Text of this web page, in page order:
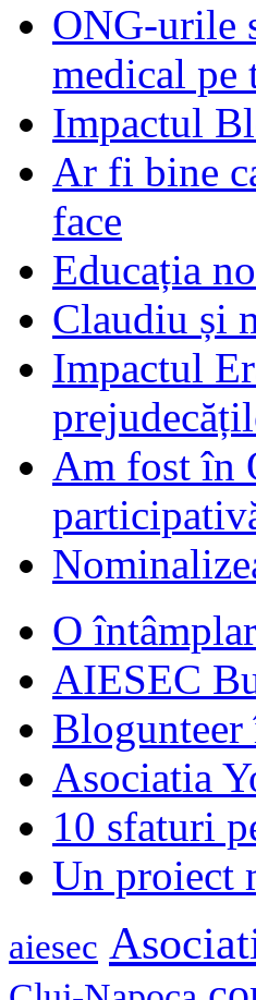
ONG-urile
medical pe
Impactul
Ar fi bine
face
Educația
Claudiu și
Impactul
Am fost în
O
AIESEC
Asociatia
10 sfaturi
Un proiect
aiesec